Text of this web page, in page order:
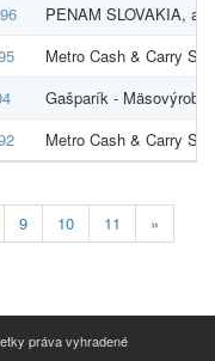
PENAM SLOVAKIA,
Metro Cash & Carry SR
Gašparík - Mäsovýroba
Metro Cash & Carry SR
9 10 11 »
práva vyhradené